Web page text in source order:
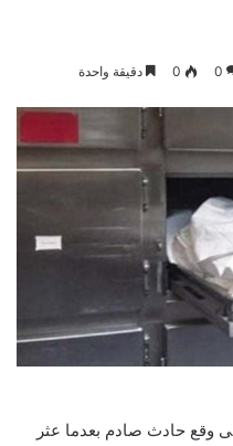
0
0 دقيقة واحدة
وقع حادث صادم بعدما عثر